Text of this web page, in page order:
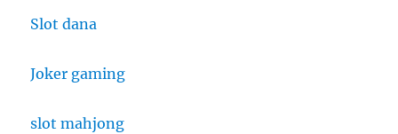
Slot dana
Joker gaming
slot mahjong